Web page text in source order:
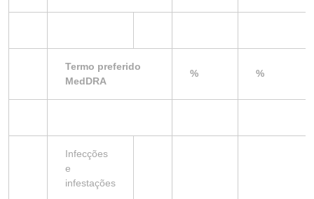
Termo preferido
MedDRA
% %
Infecções
e
infestações